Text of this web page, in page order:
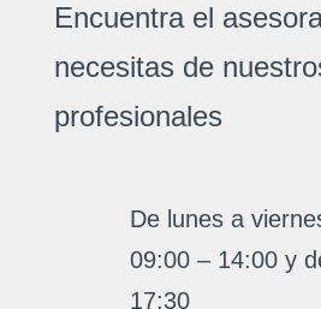
Encuentra el
necesitas de
profesionales
De lunes a
09:00 – 14:00 y
17:30